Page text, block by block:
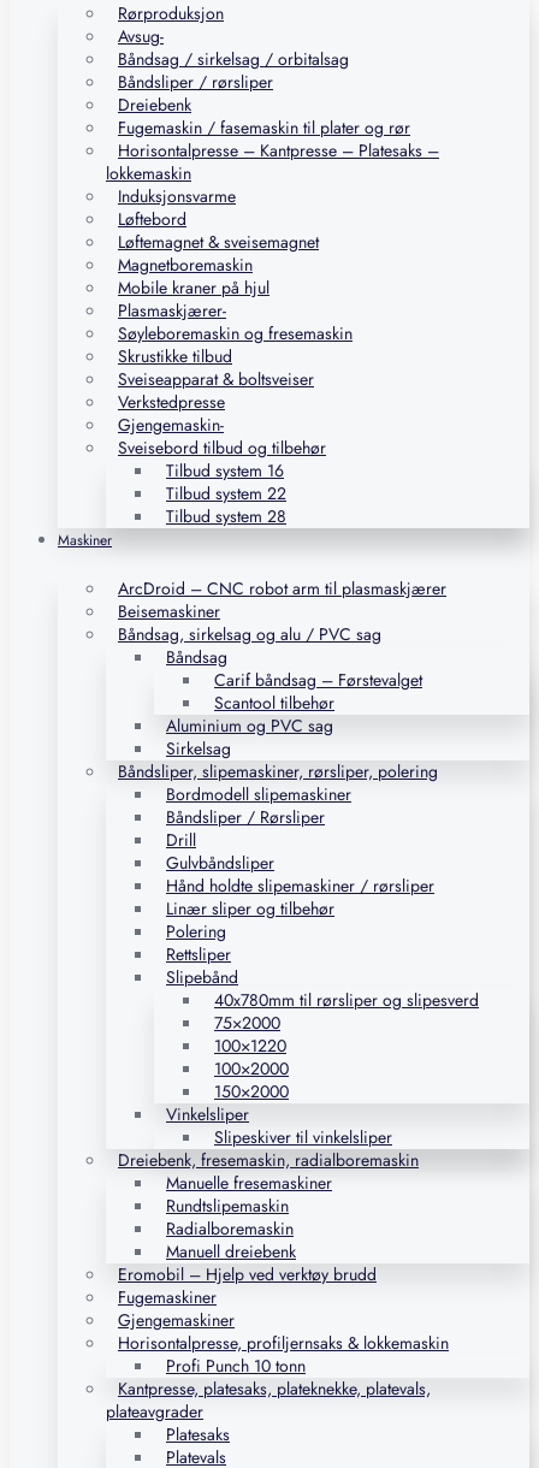
Rørproduksjon
Avsug-
Båndsag / sirkelsag / orbitalsag
Båndsliper / rørsliper
Dreiebenk
Fugemaskin / fasemaskin til plater og rør
Horisontalpresse – Kantpresse – Platesaks –
lokkemaskin
Induksjonsvarme
Løftebord
Løftemagnet & sveisemagnet
Magnetboremaskin
Mobile kraner på hjul
Plasmaskjærer-
Søyleboremaskin og fresemaskin
Skrustikke tilbud
Sveiseapparat & boltsveiser
Verkstedpresse
Gjengemaskin-
Sveisebord tilbud og tilbehør
Tilbud system 16
Tilbud system 22
Tilbud system 28
Maskiner
ArcDroid – CNC robot arm til plasmaskjærer
Beisemaskiner
Båndsag, sirkelsag og alu / PVC sag
Båndsag
Carif båndsag – Førstevalget
Scantool tilbehør
Aluminium og PVC sag
Sirkelsag
Båndsliper, slipemaskiner, rørsliper, polering
Bordmodell slipemaskiner
Båndsliper / Rørsliper
Drill
Gulvbåndsliper
Hånd holdte slipemaskiner / rørsliper
Linær sliper og tilbehør
Polering
Rettsliper
Slipebånd
40x780mm til rørsliper og slipesverd
75×2000
100×1220
100×2000
150×2000
Vinkelsliper
Slipeskiver til vinkelsliper
Dreiebenk, fresemaskin, radialboremaskin
Manuelle fresemaskiner
Rundtslipemaskin
Radialboremaskin
Manuell dreiebenk
Eromobil – Hjelp ved verktøy brudd
Fugemaskiner
Gjengemaskiner
Horisontalpresse, profiljernsaks & lokkemaskin
Profi Punch 10 tonn
Kantpresse, platesaks, plateknekke, platevals,
plateavgrader
Platesaks
Platevals